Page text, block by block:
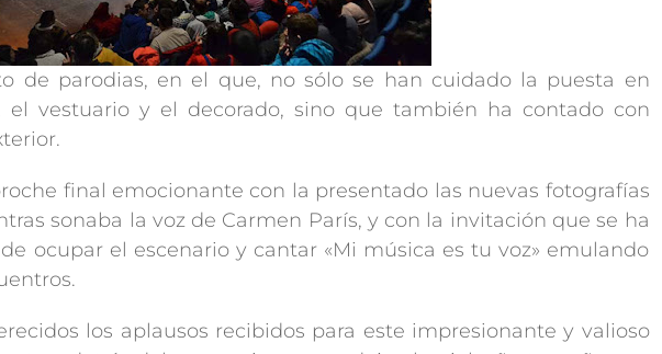
de parodias, en el que, no sólo se han cuidado la puesta en
el vestuario y el decorado, sino que también ha contado con
final emocionante con la presentado las nuevas fotografías
sonaba la voz de Carmen París, y con la invitación que se ha
ocupar el escenario y cantar «Mi música es tu voz» emulando
los aplausos recibidos para este impresionante y valioso